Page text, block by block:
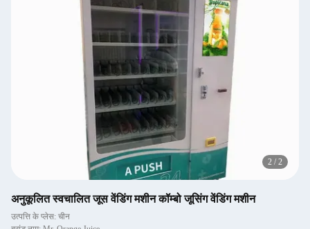
2 / 2
अनुकूलित स्वचालित जूस वेंडिंग मशीन कॉम्बो जूसिंग वेंडिंग मशीन
उत्पत्ति के प्लेस: चीन